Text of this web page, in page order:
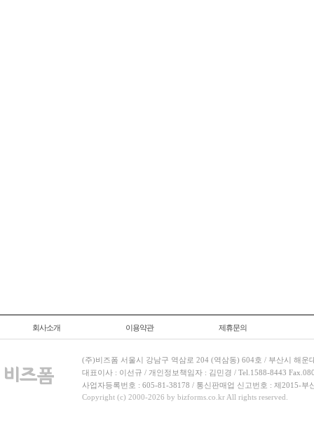
회사소개 이용약관 제휴문의
(주)비즈폼 서울시 강남구 역삼로 204 (역삼동) 604호 / 부산시 해운
대표이사 : 이선규 / 개인정보책임자 : 김민경 / Tel.1588-8443
사업자등록번호 : 605-81-38178 / 통신판매업 신고번호 : 제2015-부
Copyright (c) 2000-2026 by bizforms.co.kr All rights reserved.